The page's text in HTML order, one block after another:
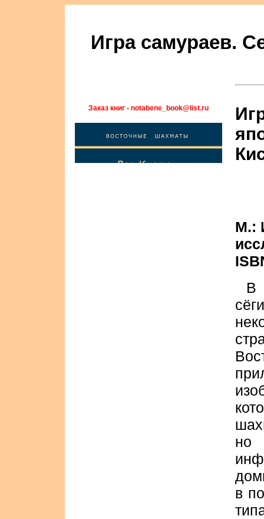
Игра самураев.
Заказ книг - notabene_book@list.ru
М.:
В
но
в